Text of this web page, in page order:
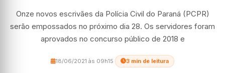
Onze novos escrivães da Polícia Civil do Paraná (PCPR)
serão empossados no próximo dia 28. Os servidores foram
aprovados no concurso público de 2018 e
18/06/2021 às 09h15 3 min de leitura